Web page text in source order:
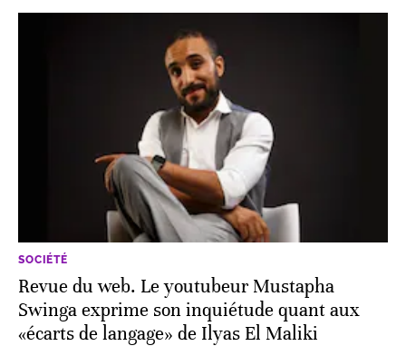
SOCIÉTÉ
Revue du web. Le youtubeur Mustapha
Swinga exprime son inquiétude quant aux
«écarts de langage» de Ilyas El Maliki